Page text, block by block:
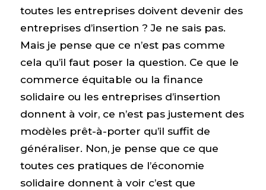
toutes les entreprises doivent devenir des
entreprises d’insertion ? Je ne sais pas.
Mais je pense que ce n’est pas comme
cela qu’il faut poser la question. Ce que le
commerce équitable ou la finance
solidaire ou les entreprises d’insertion
donnent à voir, ce n’est pas justement des
modèles prêt-à-porter qu’il suffit de
généraliser. Non, je pense que ce que
toutes ces pratiques de l’économie
solidaire donnent à voir c’est que